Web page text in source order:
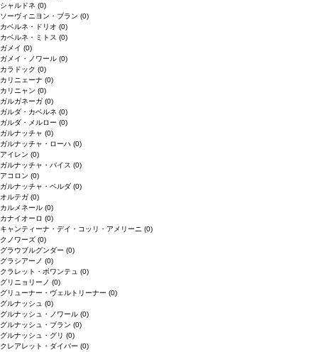
シャルドネ (0)
ソーヴィニヨン・ブラン (0)
カベルネ・ドリオ (0)
カベルネ・ミトス (0)
ガメイ (0)
ガメイ・ノワール (0)
カラドック (0)
カリニェーナ (0)
カリニャン (0)
ガルガネーガ (0)
ガルダ・カベルネ (0)
ガルダ・メルロー (0)
ガルナッチャ (0)
ガルナッチャ・ローハ (0)
アイレン (0)
ガルナッチャ・パイス (0)
アコロン (0)
ガルナッチャ・ペルダ (0)
オルテガ (0)
カルメネール (0)
カナイオーロ (0)
キャンティーナ・デイ・コッリ・アメリーニ (0)
クノワーズ (0)
グラウブルグンダー (0)
グラシアーノ (0)
クラレット・ボワンテュ (0)
グリニョリーノ (0)
グリューナー・ヴェルトリーナー (0)
グルナッシュ (0)
グルナッシュ・ノワール (0)
グルナッシュ・ブラン (0)
グルナッシュ・グリ (0)
クレアレット・ダイバー (0)